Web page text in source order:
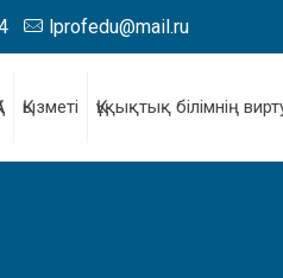
lprofedu@mail.ru
Қызметі Құқықтық білімнің